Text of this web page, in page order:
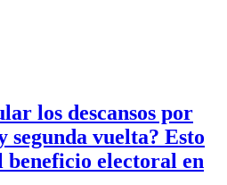
los descansos por
vuelta? Esto
beneficio electoral en